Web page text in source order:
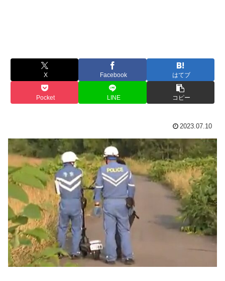
X Facebook はてブ
Pocket LINE コピー
2023.07.10